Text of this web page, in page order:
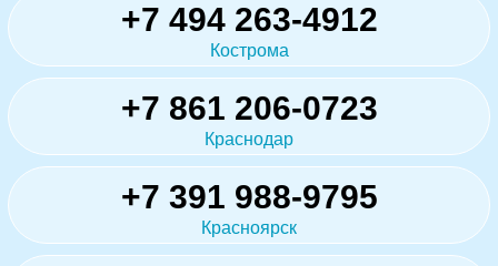
+7 494 263-4912
Кострома
+7 861 206-0723
Краснодар
+7 391 988-9795
Красноярск